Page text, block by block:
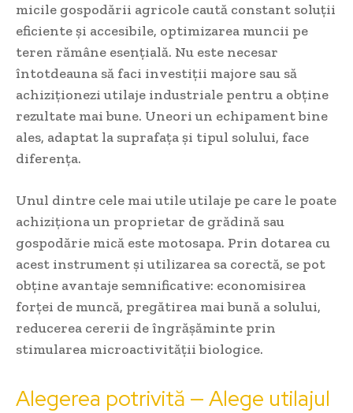
micile gospodării agricole caută constant soluții
eficiente și accesibile, optimizarea muncii pe
teren rămâne esențială. Nu este necesar
întotdeauna să faci investiții majore sau să
achiziționezi utilaje industriale pentru a obține
rezultate mai bune. Uneori un echipament bine
ales, adaptat la suprafața și tipul solului, face
diferența.
Unul dintre cele mai utile utilaje pe care le poate
achiziționa un proprietar de grădină sau
gospodărie mică este motosapa. Prin dotarea cu
acest instrument și utilizarea sa corectă, se pot
obține avantaje semnificative: economisirea
forței de muncă, pregătirea mai bună a solului,
reducerea cererii de îngrășăminte prin
stimularea microactivității biologice.
Alegerea potrivită — Alege utilajul